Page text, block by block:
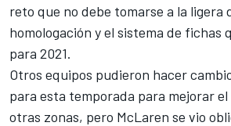
reto que no debe tomarse a la ligera
homologación y el sistema de fichas
para 2021.
Otros equipos pudieron hacer
para esta temporada para mejorar
otras zonas, pero McLaren se vio